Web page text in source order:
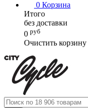
0 Корзина
Итого
без доставки
0 руб
Очистить корзину